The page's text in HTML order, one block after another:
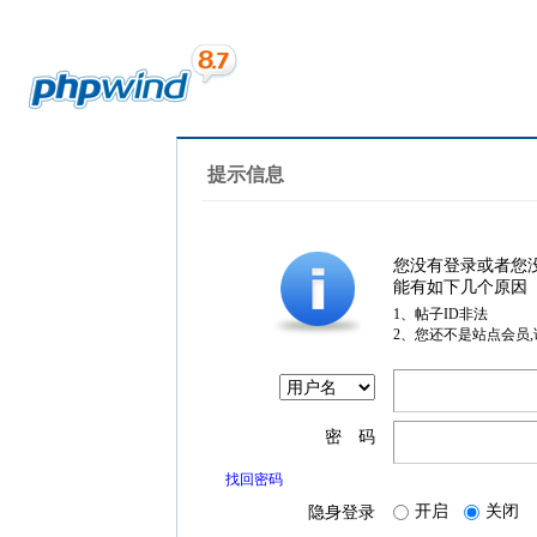
提示信息
您没有登录或者您
能有如下几个原因
1、帖子ID非法
2、您还不是站点会员
密 码
找回密码
隐身登录 开启 关闭